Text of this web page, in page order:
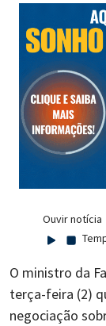
Ouvir notícia
O ministro da
terça-feira (2)
negociação